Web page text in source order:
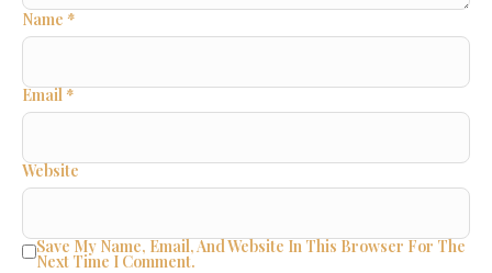
Name *
Email*
Website
Save My Name, Email, And Website In This Browser For The
Next Time I Comment.